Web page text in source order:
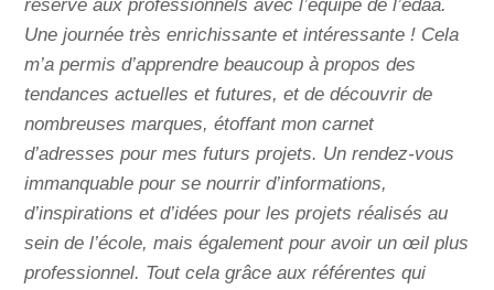
réservé aux professionnels avec l’équipe de l’edaa.
Une journée très enrichissante et intéressante ! Cela
m’a permis d’apprendre beaucoup à propos des
tendances actuelles et futures, et de découvrir de
nombreuses marques, étoffant mon carnet
d’adresses pour mes futurs projets. Un rendez-vous
immanquable pour se nourrir d’informations,
d’inspirations et d’idées pour les projets réalisés au
sein de l’école, mais également pour avoir un œil plus
professionnel. Tout cela grâce aux référentes qui